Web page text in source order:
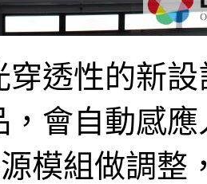
穿透性的新
，會自動感
模組做調整